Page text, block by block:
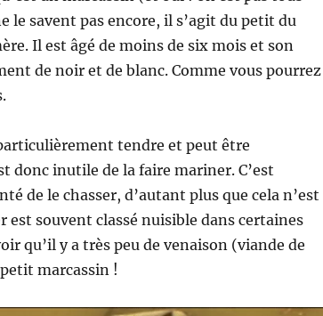
le savent pas encore, il s’agit du petit du
Il est âgé de moins de six mois et son
de noir et de blanc. Comme vous pourrez
tendre et peut être
donc inutile de la faire mariner. C’est
de le chasser, d’autant plus que cela n’est
est souvent classé nuisible dans certaines
qu’il y a très peu de venaison (viande de
marcassin !